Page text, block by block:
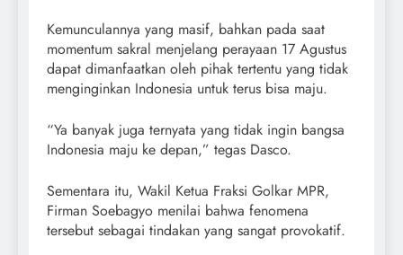
Kemunculannya yang masif, bahkan pada saat
momentum sakral menjelang perayaan 17 Agustus
dapat dimanfaatkan oleh pihak tertentu yang tidak
menginginkan Indonesia untuk terus bisa maju.
“Ya banyak juga ternyata yang tidak ingin bangsa
Indonesia maju ke depan,” tegas Dasco.
Sementara itu, Wakil Ketua Fraksi Golkar MPR,
Firman Soebagyo menilai bahwa fenomena
tersebut sebagai tindakan yang sangat provokatif.